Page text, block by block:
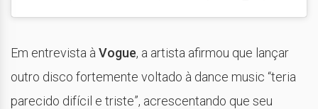
Em entrevista à Vogue, a artista afirmou que lançar
outro disco fortemente voltado à dance music “teria
parecido difícil e triste”, acrescentando que seu